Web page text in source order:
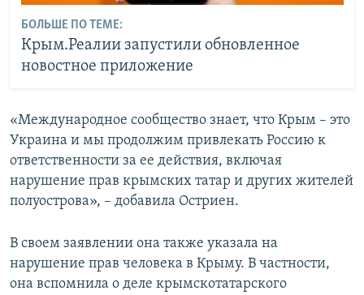
БОЛЬШЕ ПО ТЕМЕ:
Крым.Реалии запустили обновленное
новостное приложение
«Международное сообщество знает, что Крым – это
Украина и мы продолжим привлекать Россию к
ответственности за ее действия, включая
нарушение прав крымских татар и других жителей
полуострова», – добавила Остриен.
В своем заявлении она также указала на
нарушение прав человека в Крыму. В частности,
она вспомнила о деле крымскотатарского